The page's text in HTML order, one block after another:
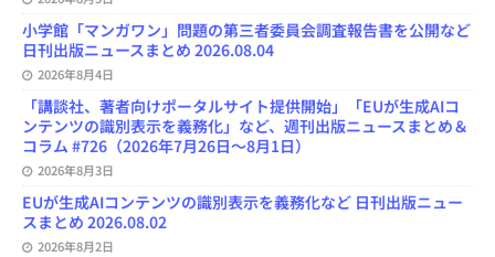
小学館「マンガワン」問題の第三者委員会調査報告書を公開など
日刊出版ニュースまとめ 2026.08.04
2026年8月4日
「講談社、著者向けポータルサイト提供開始」「EUが生成AIコ
ンテンツの識別表示を義務化」など、週刊出版ニュースまとめ＆
コラム #726（2026年7月26日～8月1日）
2026年8月3日
EUが生成AIコンテンツの識別表示を義務化など 日刊出版ニュー
スまとめ 2026.08.02
2026年8月2日